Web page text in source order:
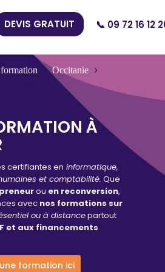
DEVIS GRATUIT 📞 09 72 16 12
Occitanie
À
certifiantes en informatique,
et comptabilité. Que
ou en reconversion,
avec nos formations sur
ou à distancepartout
et aux financements
formation ici